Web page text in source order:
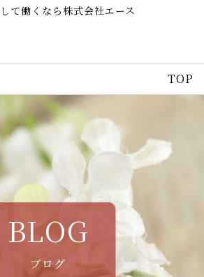
て働くなら株式会社エース
TOP
BLOG
ブログ